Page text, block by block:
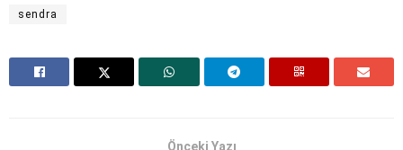
sendra
Önceki Yazı